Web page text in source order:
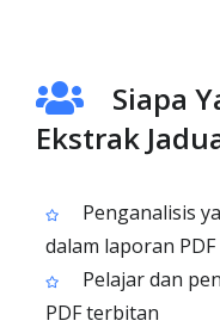
Siapa
Ekstrak
Penganalisis
dalam laporan PDF
Pelajar dan
PDF terbitan